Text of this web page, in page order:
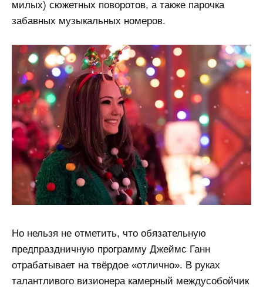
милых) сюжетных поворотов, а также парочка
забавных музыкальных номеров.
Но нельзя не отметить, что обязательную
предпраздничную программу Джеймс Ганн
отрабатывает на твёрдое «отлично». В руках
талантливого визионера камерный междусобойчик